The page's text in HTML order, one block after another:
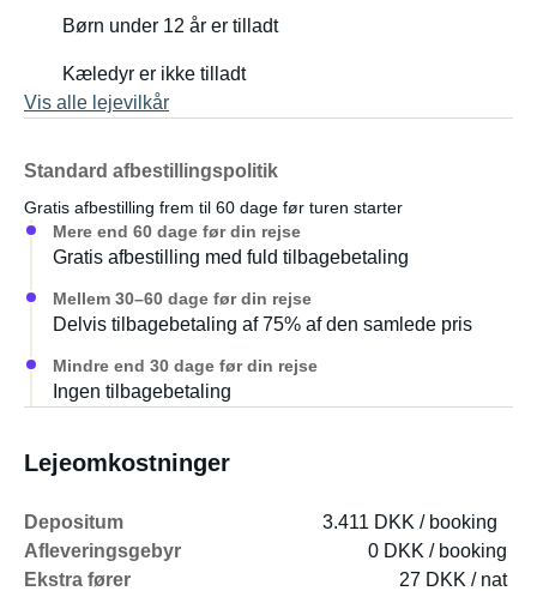
Børn under 12 år er tilladt
Kæledyr er ikke tilladt
Vis alle lejevilkår
Standard afbestillingspolitik
Gratis afbestilling frem til 60 dage før turen starter
Mere end 60 dage før din rejse
Gratis afbestilling med fuld tilbagebetaling
Mellem 30–60 dage før din rejse
Delvis tilbagebetaling af 75% af den samlede pris
Mindre end 30 dage før din rejse
Ingen tilbagebetaling
Lejeomkostninger
Depositum
3.411 DKK / booking
Afleveringsgebyr
0 DKK / booking
Ekstra fører
27 DKK / nat